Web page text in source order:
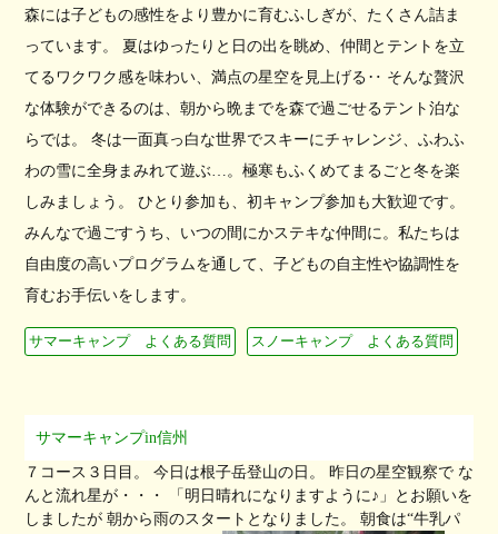
森には子どもの感性をより豊かに育むふしぎが、たくさん詰ま
っています。 夏はゆったりと日の出を眺め、仲間とテントを立
てるワクワク感を味わい、満点の星空を見上げる‥ そんな贅沢
な体験ができるのは、朝から晩までを森で過ごせるテント泊な
らでは。 冬は一面真っ白な世界でスキーにチャレンジ、ふわふ
わの雪に全身まみれて遊ぶ…。極寒もふくめてまるごと冬を楽
しみましょう。 ひとり参加も、初キャンプ参加も大歓迎です。
みんなで過ごすうち、いつの間にかステキな仲間に。私たちは
自由度の高いプログラムを通して、子どもの自主性や協調性を
育むお手伝いをします。
サマーキャンプ よくある質問 スノーキャンプ よくある質問
サマーキャンプin信州
７コース３日目。 今日は根子岳登山の日。 昨日の星空観察で な
んと流れ星が・・・ 「明日晴れになりますように♪」とお願いを
しましたが 朝から雨のスタートとなりました。 朝食は“牛乳パ